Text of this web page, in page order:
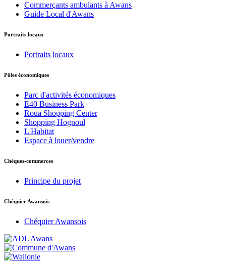
Commerçants ambulants à Awans
Guide Local d'Awans
Portraits locaux
Portraits locaux
Pôles économiques
Parc d'activités économiques
E40 Business Park
Roua Shopping Center
Shopping Hognoul
L'Habitat
Espace à louer/vendre
Chèques-commerces
Principe du projet
Chéquier Awansois
Chéquier Awansois